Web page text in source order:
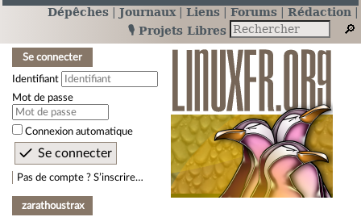
Dépêches Journaux Liens Forums
Rédaction
🎙️ Projets Libres
Se connecter
Identifiant
Mot de passe
Connexion automatique
Pas de compte ? S’inscrire…
zarathoustrax